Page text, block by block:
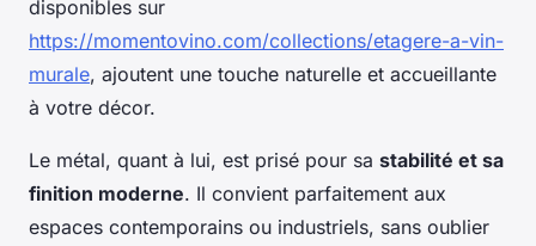
disponibles sur
https://momentovino.com/collections/etagere-a-vin-
murale, ajoutent une touche naturelle et accueillante
à votre décor.
Le métal, quant à lui, est prisé pour sa stabilité et sa
finition moderne. Il convient parfaitement aux
espaces contemporains ou industriels, sans oublier